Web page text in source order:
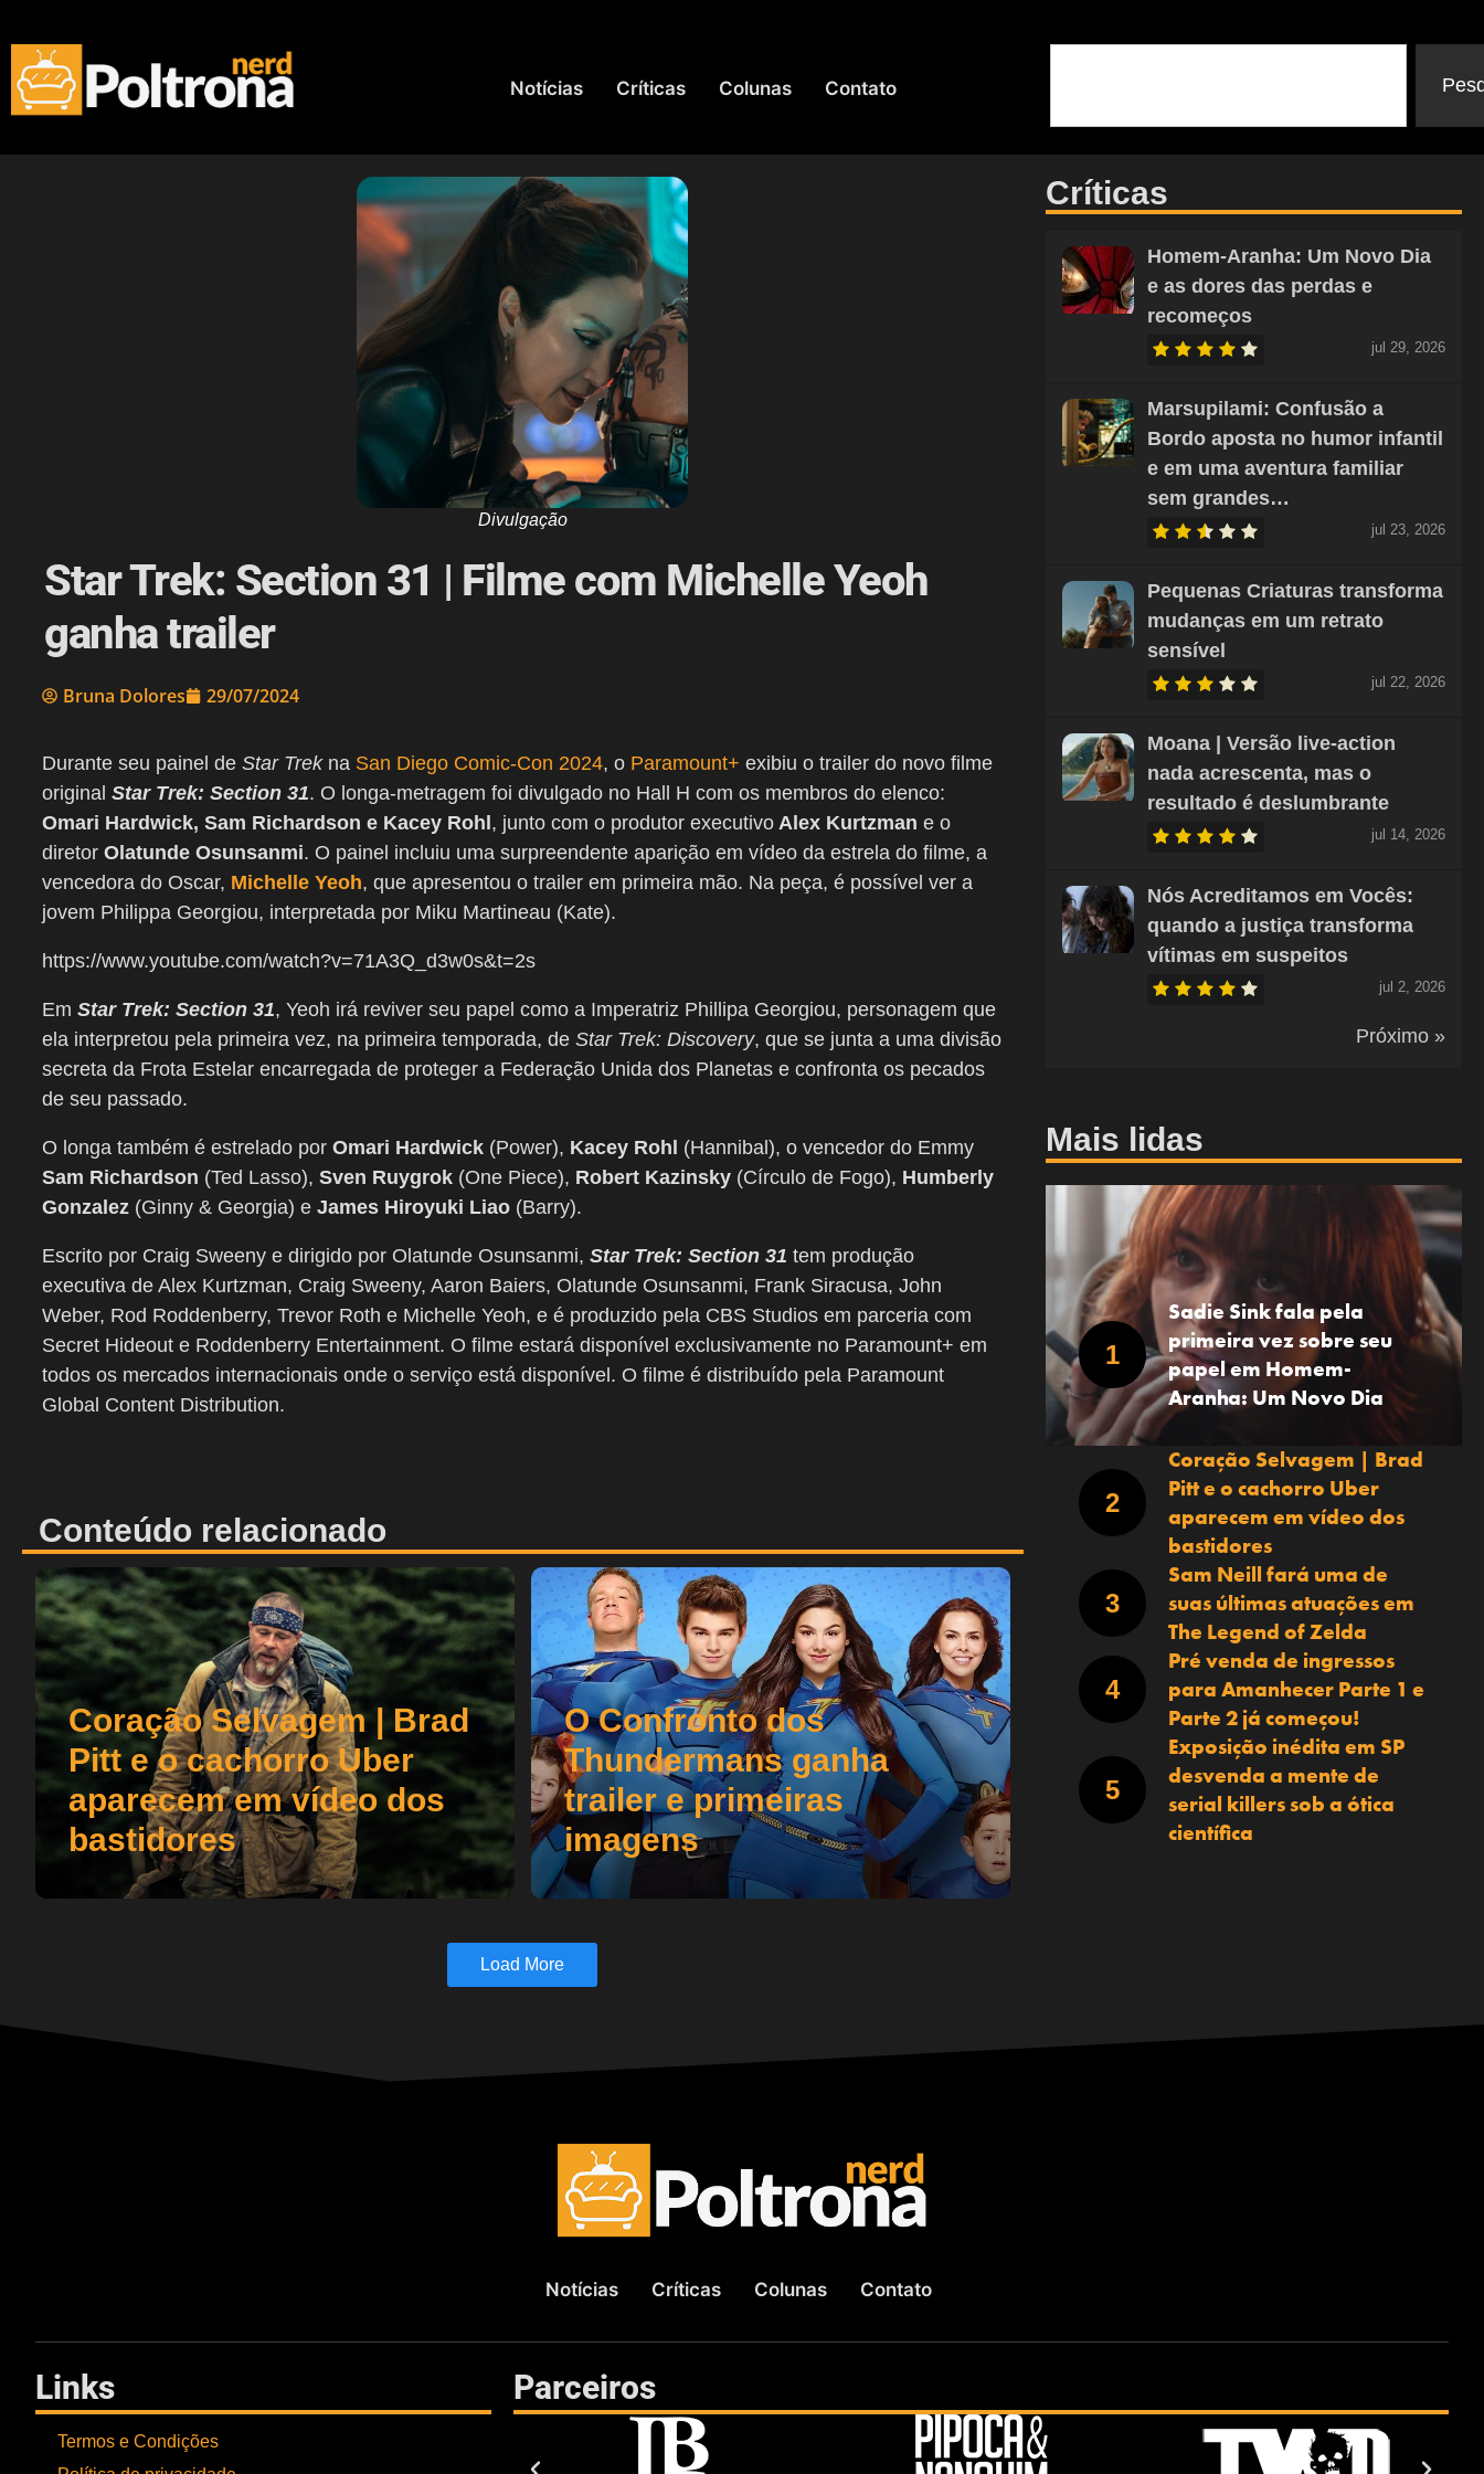
Notícias Críticas Colunas Contato
Divulgação
Star Trek: Section 31 | Filme com Michelle Yeoh
ganha trailer
Bruna Dolores 29/07/2024
Durante seu painel de Star Trekna San Diego Comic-Con 2024, o Paramount+ exibiu o trailer do novo filme
original Star Trek: Section 31. O longa-metragem foi divulgado no Hall H com os membros do elenco:
Omari Hardwick, Sam Richardson e Kacey Rohl , junto com o produtor executivo Alex Kurtzman e o
diretor Olatunde Osunsanmi. O painel incluiu uma surpreendente aparição em vídeo da estrela do filme, a
vencedora do Oscar, Michelle Yeoh, que apresentou o trailer em primeira mão. Na peça, é possível ver a
jovem Philippa Georgiou, interpretada por Miku Martineau (Kate).
https://www.youtube.com/watch?v=71A3Q_d3w0s&t=2s
Em Star Trek: Section 31, Yeoh irá reviver seu papel como a Imperatriz Phillipa Georgiou, personagem que
ela interpretou pela primeira vez, na primeira temporada, de Star Trek: Discovery, que se junta a uma divisão
secreta da Frota Estelar encarregada de proteger a Federação Unida dos Planetas e confronta os pecados
de seu passado.
O longa também é estrelado por Omari Hardwick (Power), Kacey Rohl (Hannibal), o vencedor do Emmy
Sam Richardson (Ted Lasso), Sven Ruygrok (One Piece), Robert Kazinsky (Círculo de Fogo), Humberly
Gonzalez (Ginny & Georgia) e James Hiroyuki Liao (Barry).
Escrito por Craig Sweeny e dirigido por Olatunde Osunsanmi, Star Trek: Section 31 tem produção
executiva de Alex Kurtzman, Craig Sweeny, Aaron Baiers, Olatunde Osunsanmi, Frank Siracusa, John
Weber, Rod Roddenberry, Trevor Roth e Michelle Yeoh, e é produzido pela CBS Studios em parceria com
Secret Hideout e Roddenberry Entertainment. O filme estará disponível exclusivamente no Paramount+ em
todos os mercados internacionais onde o serviço está disponível. O filme é distribuído pela Paramount
Global Content Distribution.
Conteúdo relacionado
Coração Selvagem | Brad
Pitt e o cachorro Uber
aparecem em vídeo dos
bastidores
O Confronto dos
Thundermans ganha
trailer e primeiras
imagens
Load More
Críticas
Homem-Aranha: Um Novo Dia
e as dores das perdas e
recomeços
jul 29, 2026
Marsupilami: Confusão a
Bordo aposta no humor infantil
e em uma aventura familiar
sem grandes…
jul 23, 2026
Pequenas Criaturas transforma
mudanças em um retrato
sensível
jul 22, 2026
Moana | Versão live-action
nada acrescenta, mas o
resultado é deslumbrante
jul 14, 2026
Nós Acreditamos em Vocês:
quando a justiça transforma
vítimas em suspeitos
jul 2, 2026
Próximo »
Mais lidas
Sadie Sink fala pela
primeira vez sobre seu
papel em Homem-
Aranha: Um Novo Dia
Coração Selvagem | Brad
Pitt e o cachorro Uber
aparecem em vídeo dos
bastidores
Sam Neill fará uma de
suas últimas atuações em
The Legend of Zelda
Pré venda de ingressos
para Amanhecer Parte 1 e
Parte 2 já começou!
Exposição inédita em SP
desvenda a mente de
serial killers sob a ótica
científica
Notícias Críticas Colunas Contato
Links
Termos e Condições
Parceiros